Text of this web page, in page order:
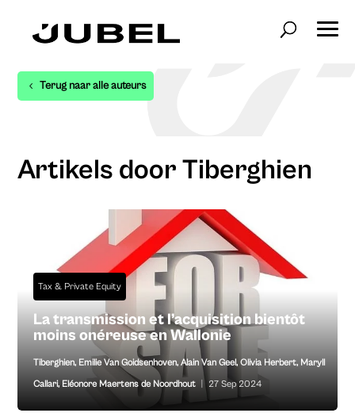
Terug naar alle auteurs
Artikels door Tiberghien
Tax & Private Equity
La transmission et l’acquisition bientôt
moins onéreuse en Wallonie
Tiberghien, Emilie Van Goidsenhoven,Alain Van Geel,Olivia Herbert, Maryll
Callari, Eléonore Maertens de Noordhout 27 Sep 2024